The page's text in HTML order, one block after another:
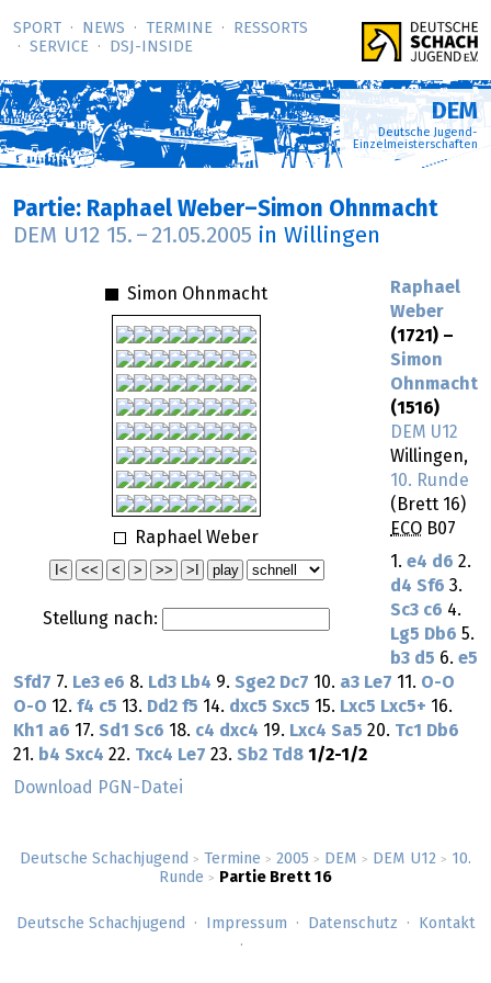
SPORT NEWS TERMINE
RESSORTS
SERVICE
DSJ-­INSIDE
Deutsche Schachjugend > Termine > 2005 > DEM > DEM U12 > 10.
Runde > Partie Brett 16
DEM
Deutsche Jugend-
Einzelmeisterschaften
Partie: Raphael Weber–Simon Ohnmacht
DEM U12 15. – 21.05.2005 in Willingen
Simon Ohnmacht
Raphael Weber
Stellung nach:
Raphael
Weber
(1721) –
Simon
Ohnmacht
(1516)
DEM U12
Willingen,
10. Runde
(Brett 16)
ECO B07
1. e4 d6 2.
d4 Sf6 3.
Sc3 c6 4.
Lg5 Db6 5.
b3 d5 6. e5
Sfd7 7. Le3 e6 8. Ld3 Lb4 9. Sge2 Dc7 10. a3 Le7 11. O-O
O-O 12. f4 c5 13. Dd2 f5 14. dxc5 Sxc5 15. Lxc5 Lxc5+ 16.
Kh1 a6 17. Sd1 Sc6 18. c4 dxc4 19. Lxc4 Sa5 20. Tc1
Db6
21. b4 Sxc4 22. Txc4 Le7 23. Sb2 Td8 1/2-1/2
Download PGN-Datei
Deutsche Schachjugend Impressum Datenschutz Kontakt